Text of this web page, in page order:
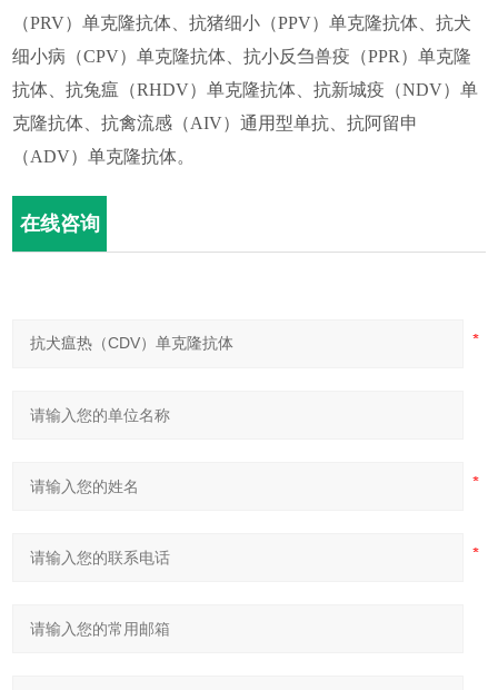
（PRV）单克隆抗体、抗猪细小（PPV）单克隆抗体、抗犬
细小病（CPV）单克隆抗体、抗小反刍兽疫（PPR）单克隆
抗体、抗兔瘟（RHDV）单克隆抗体、抗新城疫（NDV）单
克隆抗体、抗禽流感（AIV）通用型单抗、抗阿留申
（ADV）单克隆抗体。
在线咨询